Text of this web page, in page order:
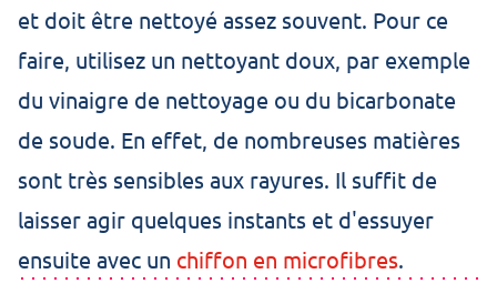
et doit être nettoyé assez souvent. Pour ce
faire, utilisez un nettoyant doux, par exemple
du vinaigre de nettoyage ou du bicarbonate
de soude. En effet, de nombreuses matières
sont très sensibles aux rayures. Il suffit de
laisser agir quelques instants et d'essuyer
ensuite avec un chiffon en microfibres.